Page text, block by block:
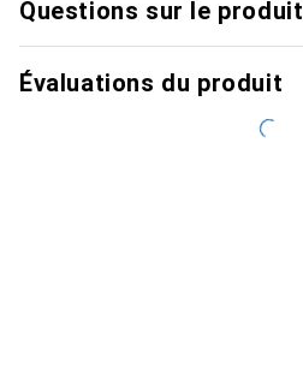
Questions sur le produit
Évaluations du produit